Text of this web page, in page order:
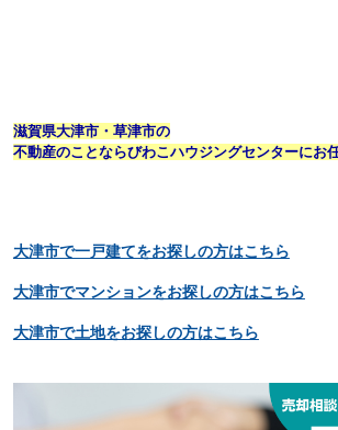
滋賀県大津市・草津市の
不動産のことならびわこハウジングセンターにお
大津市で一戸建てをお探しの方はこちら
大津市でマンションをお探しの方はこちら
大津市で土地をお探しの方はこちら